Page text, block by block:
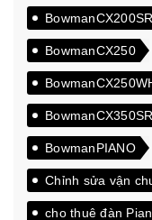
BowmanCX200SR
BowmanCX250
BowmanCX350SR
BowmanPIANO
Chỉnh sửa vận
cho thuê đàn